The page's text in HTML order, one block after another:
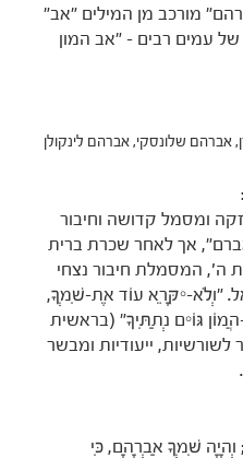
מורכב מן המילים "אב"
עמים רבים - "אב המון
שלונסקי, אברהם לינקולן
ומסמל קדושה וחיבור
אך לאחר שכרת ברית
ה', המסמלת חיבור נצחי
"וְלֹא-יִקָּרֵא עוֹד אֶת-שִׁמְךָ,
גּוֹיִם נְתַתִּיךָ" (בראשית
ייעודיות ומבשר
שִׁמְךָ אַבְרָהָם, כִּי